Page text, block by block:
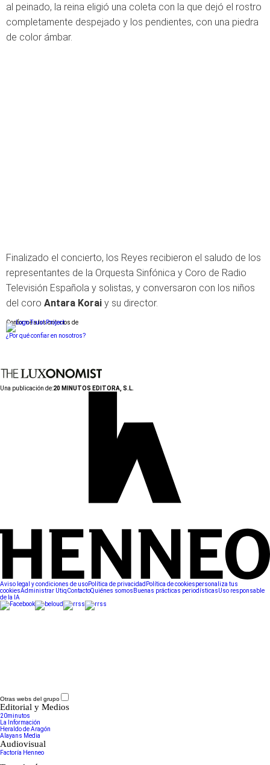
al peinado, la reina eligió una coleta con la que dejó el rostro
completamente despejado y los pendientes, con una piedra
de color ámbar.
Finalizado el concierto, los Reyes recibieron el saludo de los
representantes de la Orquesta Sinfónica y Coro de Radio
Televisión Española y solistas, y conversaron con los niños
del coro Antara Korai y su director.
Conforme a los criterios de
¿Por qué confiar en nosotros?
Una publicación de:20 MINUTOS EDITORA, S.L.
Aviso legal y condiciones de usoPolítica de privacidad Política de cookiespersonaliza tus
cookiesAdministrar UtiqContactoQuiénes somos Buenas prácticas periodísticasUso responsable
de la IA
Otras webs del grupo
Editorial y Medios
20minutos
La Información
Heraldo de Aragón
Alayans Media
Audiovisual
Factoría Henneo